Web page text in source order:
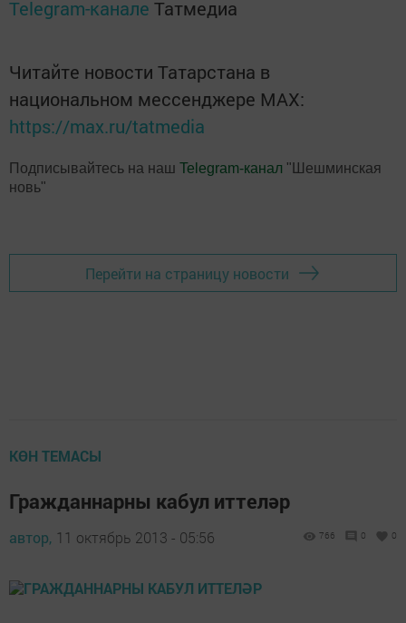
Telegram-канале Татмедиа
Читайте новости Татарстана в
национальном мессенджере MАХ:
https://max.ru/tatmedia
Подписывайтесь на наш Telegram-канал "Шешминская
новь"
Перейти на страницу новости
КӨН ТЕМАСЫ
Гражданнарны кабул иттеләр
автор, 11 октябрь 2013 - 05:56 766 0 0